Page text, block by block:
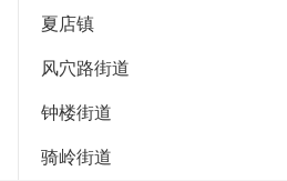
夏店镇
风穴路街道
钟楼街道
骑岭街道